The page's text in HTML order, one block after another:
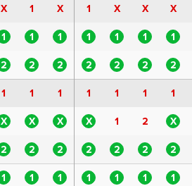
X 1 X 1 X X X
1 1 1 1 1 1 1
2 2 2 2 2 2 2
1 1 1 1 1 1 1
X X X X 1 2 X
2 2 2 2 2 2 2
1 1 1 1 1 1 1